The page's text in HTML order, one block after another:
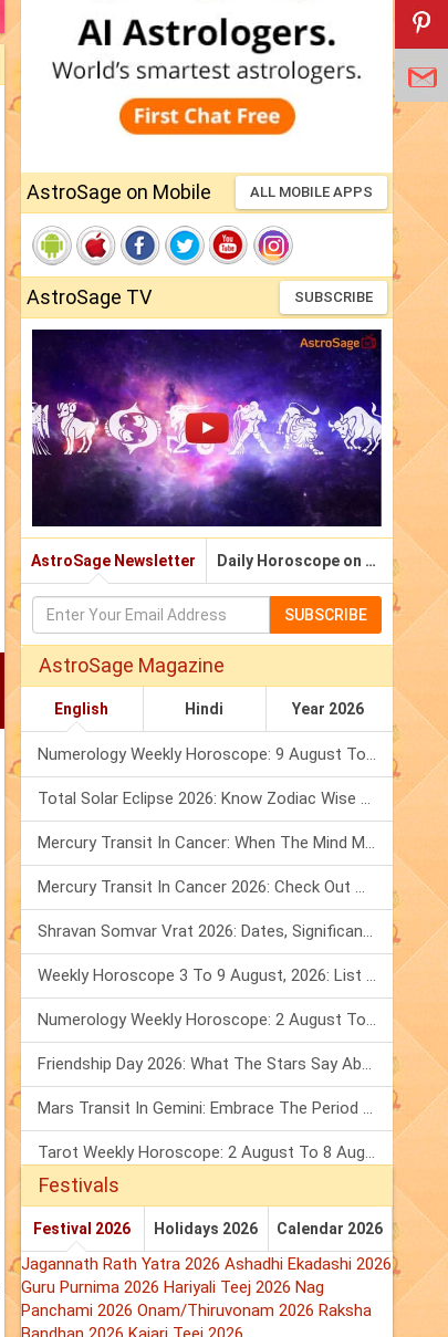
AstroSage on Mobile ALL MOBILE APPS
AstroSage TV SUBSCRIBE
AstroSage Newsletter Daily Horoscope on Email
SUBSCRIBE
AstroSage Magazine
English Hindi Year 2026
Numerology Weekly Horoscope: 9 August To 15 August, 2026
Total Solar Eclipse 2026: Know Zodiac Wise Prediction
Mercury Transit In Cancer: When The Mind Meets The Heart!
Mercury Transit In Cancer 2026: Check Out What It Brings For You
Shravan Somvar Vrat 2026: Dates, Significance & Rituals In August
Weekly Horoscope 3 To 9 August, 2026: List Of Fasts & Festivals
Numerology Weekly Horoscope: 2 August To 8 August, 2026
Friendship Day 2026: What The Stars Say About Your Best Friend!
Mars Transit In Gemini: Embrace The Period Full Of Energy & Intelligence
Tarot Weekly Horoscope: 2 August To 8 August, 2026
Festivals
Festival 2026 Holidays 2026 Calendar 2026
Jagannath Rath Yatra 2026 Ashadhi Ekadashi 2026
Guru Purnima 2026 Hariyali Teej 2026 Nag
Panchami 2026 Onam/Thiruvonam 2026 Raksha